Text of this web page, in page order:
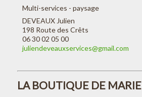
Multi-services - paysage
DEVEAUX Julien
198 Route des Crêts
06 30 02 05 00
juliendeveauxservices@gmail.com
LA BOUTIQUE DE MARIE